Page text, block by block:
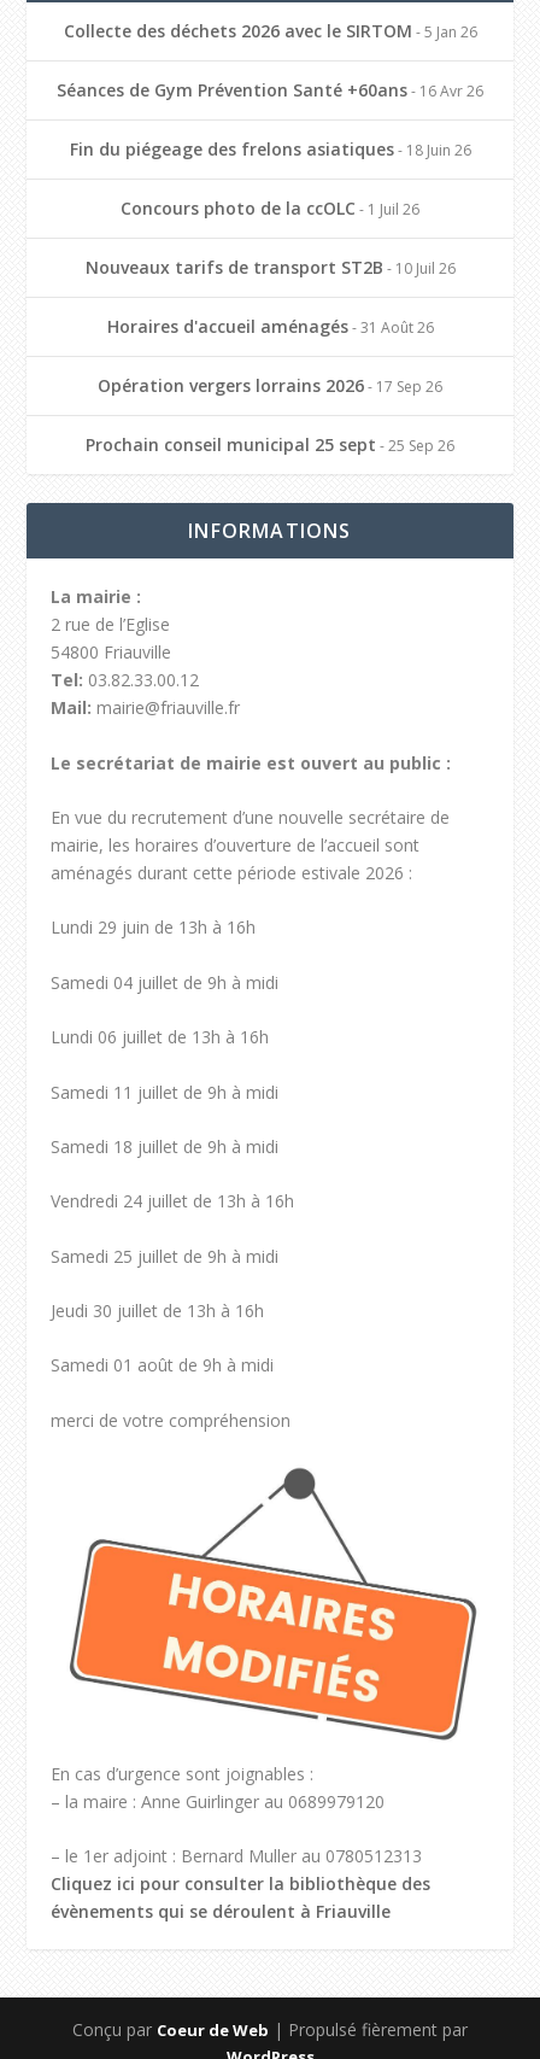
Collecte des déchets 2026 avec le SIRTOM - 5 Jan 26
Séances de Gym Prévention Santé +60ans- 16 Avr 26
Fin du piégeage des frelons asiatiques- 18 Juin 26
Concours photo de la ccOLC - 1 Juil 26
Nouveaux tarifs de transport ST2B - 10 Juil 26
Horaires d'accueil aménagés- 31 Août 26
Opération vergers lorrains 2026- 17 Sep 26
Prochain conseil municipal 25 sept - 25 Sep 26
INFORMATIONS
La mairie :
2 rue de l’Eglise
54800 Friauville
Tel: 03.82.33.00.12
Mail: mairie@friauville.fr
Le secrétariat de mairie est ouvert au public :
En vue du recrutement d’une nouvelle secrétaire de
mairie, les horaires d’ouverture de l’accueil sont
aménagés durant cette période estivale 2026 :
Lundi 29 juin de 13h à 16h
Samedi 04 juillet de 9h à midi
Lundi 06 juillet de 13h à 16h
Samedi 11 juillet de 9h à midi
Samedi 18 juillet de 9h à midi
Vendredi 24 juillet de 13h à 16h
Samedi 25 juillet de 9h à midi
Jeudi 30 juillet de 13h à 16h
Samedi 01 août de 9h à midi
merci de votre compréhension
En cas d’urgence sont joignables :
– la maire : Anne Guirlinger au 0689979120
– le 1er adjoint : Bernard Muller au 0780512313
Cliquez ici pour consulter la bibliothèque des
évènements qui se déroulent à Friauville
Conçu par Coeur de Web | Propulsé fièrement par